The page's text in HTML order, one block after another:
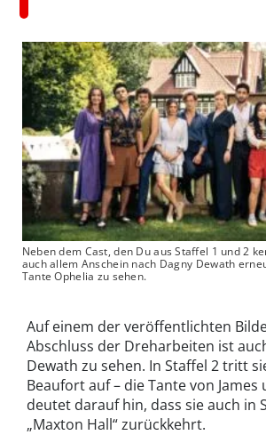
Neben dem Cast, den Du aus Staffel 1 und 2
auch allem Anschein nach Dagny Dewath
Tante Ophelia zu sehen.
Auf einem der veröffentlichten
Abschluss der Dreharbeiten ist
Dewath zu sehen. In Staffel 2 tritt
Beaufort auf – die Tante von James
deutet darauf hin, dass sie auch in
„Maxton Hall“ zurückkehrt.